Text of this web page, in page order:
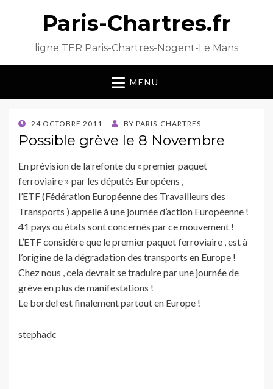
Paris-Chartres.fr
ligne TER Paris-Chartres-Nogent-Le Mans
MENU
POSTED
ON
24 OCTOBRE 2011 BY PARIS-CHARTRES
Possible grève le 8 Novembre
En prévision de la refonte du « premier paquet
ferroviaire » par les députés Européens ,
l’ETF (Fédération Européenne des Travailleurs des
Transports ) appelle à une journée d’action Européenne !
41 pays ou états sont concernés par ce mouvement !
L’ETF considère que le premier paquet ferroviaire , est à
l’origine de la dégradation des transports en Europe !
Chez nous , cela devrait se traduire par une journée de
grève en plus de manifestations !
Le bordel est finalement partout en Europe !
stephadc